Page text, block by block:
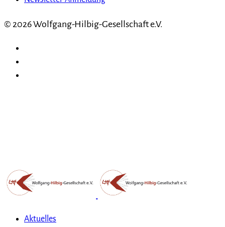
© 2026 Wolfgang-Hilbig-Gesellschaft e.V.
Aktuelles